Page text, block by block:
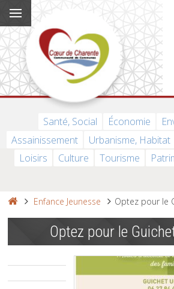
Santé, Social Économie
Assainissement
Urbanisme, Habitat
Loisirs
Culture Tourisme
Enfance Jeunesse Optez pour le
Optez pour le